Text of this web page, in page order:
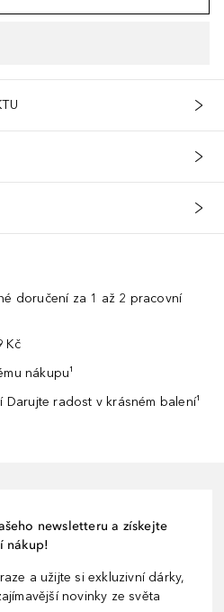
doručení za 1 až 2 pracovní
Kč
nákupu¹
radost v krásném balení¹
newsletteru a získejte
nákup!
a užijte si exkluzivní dárky,
novinky ze světa